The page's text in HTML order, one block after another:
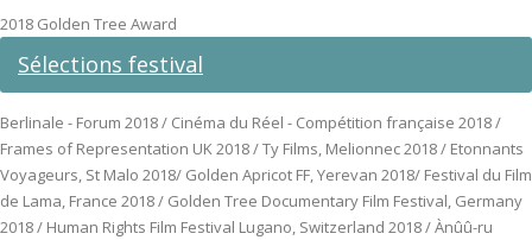
2018 Golden Tree Award
Sélections festival
Berlinale - Forum 2018 / Cinéma du Réel - Compétition française 2018 /
Frames of Representation UK 2018 / Ty Films, Melionnec 2018 / Etonnants
Voyageurs, St Malo 2018/ Golden Apricot FF, Yerevan 2018/ Festival du Film
de Lama, France 2018 / Golden Tree Documentary Film Festival, Germany
2018 / Human Rights Film Festival Lugano, Switzerland 2018 / Ànûû-ru